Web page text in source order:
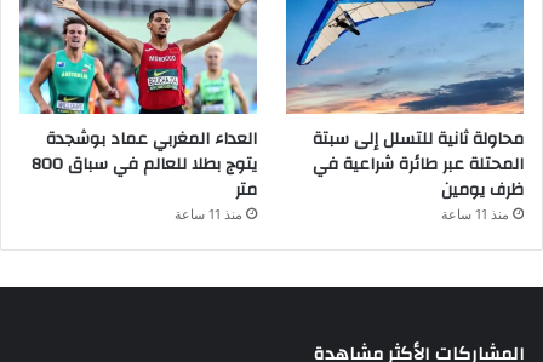
محاولة ثانية للتسلل إلى سبتة
المحتلة عبر طائرة شراعية في
ظرف يومين
منذ 11 ساعة
العداء المغربي عماد بوشجدة
يتوج بطلا للعالم في سباق 800
متر
منذ 11 ساعة
المشاركات الأكثر مشاهدة